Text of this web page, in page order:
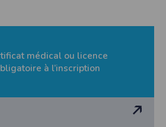
médical ou licence
à l’inscription